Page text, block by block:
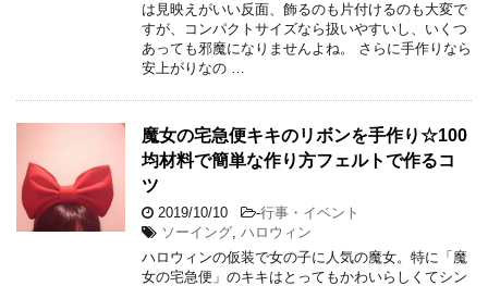
は見映えがいい反面、飾るのも片付けるのも大変で
すが、コンパクトサイズなら扱いやすいし、いくつ
あっても邪魔になりませんよね。 さらに手作りなら
安上がりなの …
魔女の宅急便キキのリボンを手作り☆100
均材料で簡単な作り方フェルトで作るコ
ツ
2019/10/10 -行事・イベント
ソーイング ハロウィン
ハロウィンの仮装で女の子に人気の魔女。特に「魔
女の宅急便」のキキはとってもかわいらしくてシン